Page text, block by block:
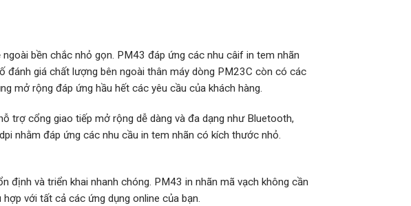
bền chắc nhỏ gọn. PM43 đáp ứng các nhu câif in tem nhãn
đánh giá chất lượng bên ngoài thân máy dòng PM23C còn có các
mở rộng đáp ứng hầu hết các yêu cầu của khách hàng.
trợ cổng giao tiếp mở rộng dễ dàng và đa dạng như Bluetooth,
nhằm đáp ứng các nhu cầu in tem nhãn có kích thước nhỏ.
và triển khai nhanh chóng. PM43 in nhãn mã vạch không cần
với tất cả các ứng dụng online của bạn.